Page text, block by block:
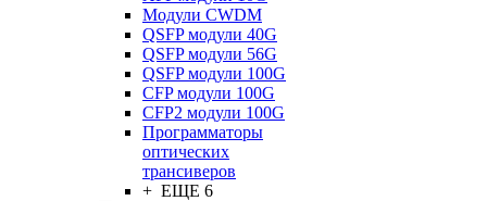
Модули CWDM
QSFP модули 40G
QSFP модули 56G
QSFP модули 100G
CFP модули 100G
CFP2 модули 100G
Программаторы
оптических
трансиверов
+ ЕЩЕ 6